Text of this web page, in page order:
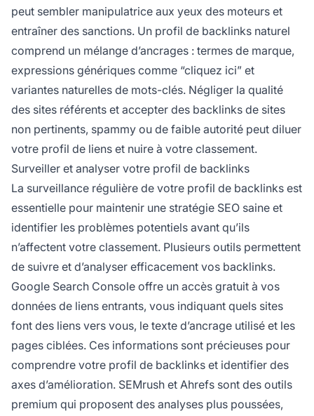
peut sembler manipulatrice aux yeux des moteurs et
entraîner des sanctions. Un profil de backlinks naturel
comprend un mélange d’ancrages : termes de marque,
expressions génériques comme “cliquez ici” et
variantes naturelles de mots-clés. Négliger la qualité
des sites référents et accepter des backlinks de sites
non pertinents, spammy ou de faible autorité peut diluer
votre profil de liens et nuire à votre classement.
Surveiller et analyser votre profil de backlinks
La surveillance régulière de votre profil de backlinks est
essentielle pour maintenir une stratégie SEO saine et
identifier les problèmes potentiels avant qu’ils
n’affectent votre classement. Plusieurs outils permettent
de suivre et d’analyser efficacement vos backlinks.
Google Search Console offre un accès gratuit à vos
données de liens entrants, vous indiquant quels sites
font des liens vers vous, le texte d’ancrage utilisé et les
pages ciblées. Ces informations sont précieuses pour
comprendre votre profil de backlinks et identifier des
axes d’amélioration. SEMrush et Ahrefs sont des outils
premium qui proposent des analyses plus poussées,